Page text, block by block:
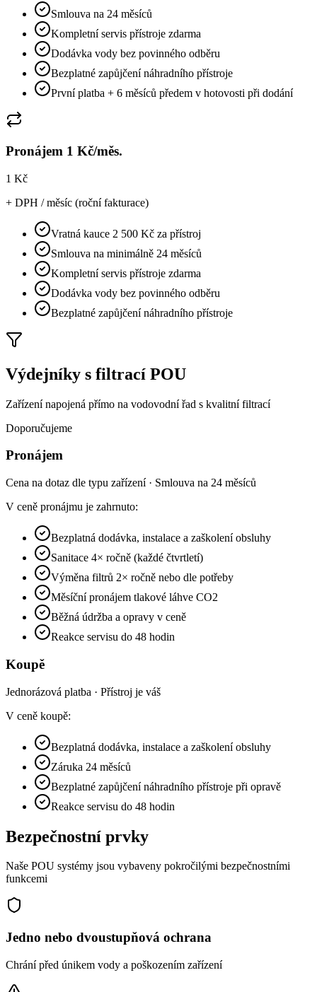
Smlouva na 24 měsíců
Kompletní servis přístroje zdarma
Dodávka vody bez povinného odběru
Bezplatné zapůjčení náhradního přístroje
První platba + 6 měsíců předem v hotovosti při dodání
Pronájem 1 Kč/měs.
1 Kč
+ DPH / měsíc (roční fakturace)
Vratná kauce 2 500 Kč za přístroj
Smlouva na minimálně 24 měsíců
Kompletní servis přístroje zdarma
Dodávka vody bez povinného odběru
Bezplatné zapůjčení náhradního přístroje
Výdejníky s filtrací POU
Zařízení napojená přímo na vodovodní řad s kvalitní filtrací
Doporučujeme
Pronájem
Cena na dotaz dle typu zařízení · Smlouva na 24 měsíců
V ceně pronájmu je zahrnuto:
Bezplatná dodávka, instalace a zaškolení obsluhy
Sanitace 4× ročně (každé čtvrtletí)
Výměna filtrů 2× ročně nebo dle potřeby
Měsíční pronájem tlakové láhve CO2
Běžná údržba a opravy v ceně
Reakce servisu do 48 hodin
Koupě
Jednorázová platba · Přístroj je váš
V ceně koupě:
Bezplatná dodávka, instalace a zaškolení obsluhy
Záruka 24 měsíců
Bezplatné zapůjčení náhradního přístroje při opravě
Reakce servisu do 48 hodin
Bezpečnostní prvky
Naše POU systémy jsou vybaveny pokročilými bezpečnostními
funkcemi
Jedno nebo dvoustupňová ochrana
Chrání před únikem vody a poškozením zařízení